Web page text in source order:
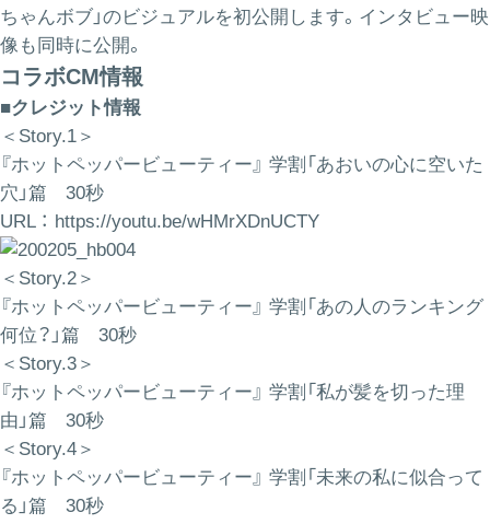
ちゃんボブ」のビジュアルを初公開します。インタビュー映
像も同時に公開。
コラボCM情報
■クレジット情報
＜Story.1＞
『ホットペッパービューティー』 学割「あおいの心に空いた
穴」篇 30秒
URL ： https://youtu.be/wHMrXDnUCTY
＜Story.2＞
『ホットペッパービューティー』 学割「あの人のランキング
何位？」篇 30秒
＜Story.3＞
『ホットペッパービューティー』 学割「私が髪を切った理
由」篇 30秒
＜Story.4＞
『ホットペッパービューティー』 学割「未来の私に似合って
る」篇 30秒